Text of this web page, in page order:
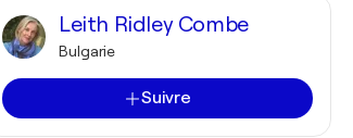
Leith Ridley Combe
Bulgarie
Suivre